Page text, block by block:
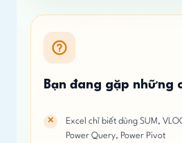
Bạn đang gặp những
Excel chỉ biết dùng SUM,
Power Query, Power Pivot